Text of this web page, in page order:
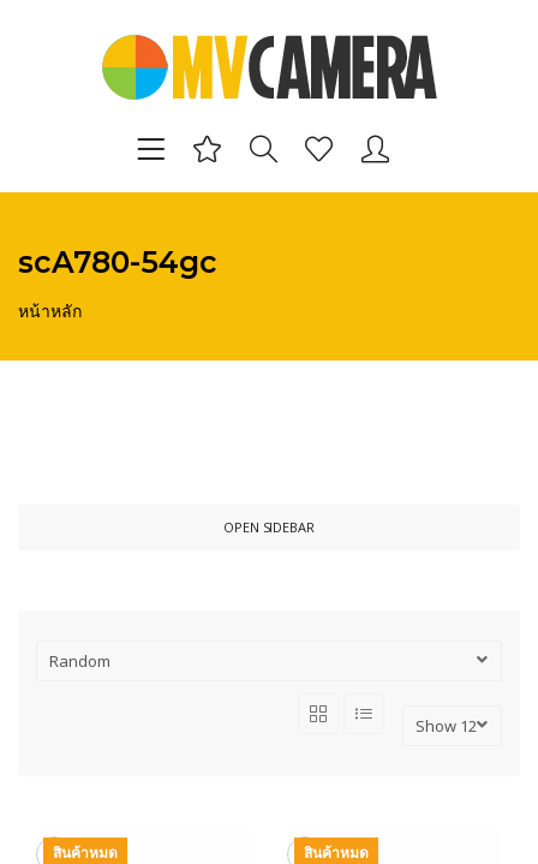
scA780-54gc
หน้าหลัก
OPEN SIDEBAR
สินค้าหมด สินค้าหมด